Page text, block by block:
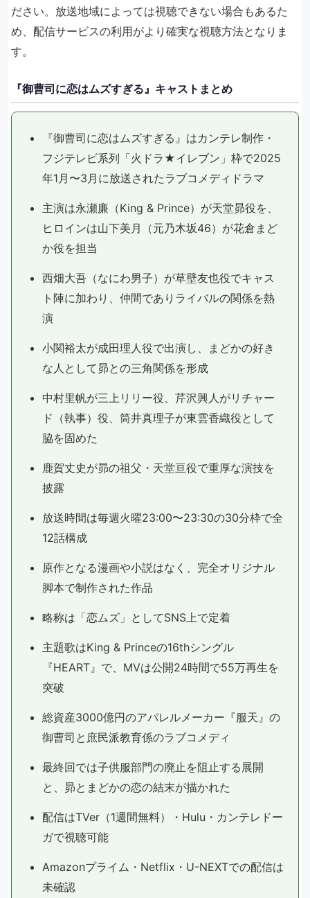
ださい。放送地域によっては視聴できない場合もあるた
め、配信サービスの利用がより確実な視聴方法となりま
す。
『御曹司に恋はムズすぎる』キャストまとめ
『御曹司に恋はムズすぎる』はカンテレ制作・
フジテレビ系列「火ドラ★イレブン」枠で2025
年1月〜3月に放送されたラブコメディドラマ
主演は永瀬廉（King & Prince）が天堂昴役を、
ヒロインは山下美月（元乃木坂46）が花倉まど
か役を担当
西畑大吾（なにわ男子）が草壁友也役でキャス
ト陣に加わり、仲間でありライバルの関係を熱
演
小関裕太が成田理人役で出演し、まどかの好き
な人として昴との三角関係を形成
中村里帆が三上リリー役、芹沢興人がリチャー
ド（執事）役、筒井真理子が東雲香織役として
脇を固めた
鹿賀丈史が昴の祖父・天堂亘役で重厚な演技を
披露
放送時間は毎週火曜23:00〜23:30の30分枠で全
12話構成
原作となる漫画や小説はなく、完全オリジナル
脚本で制作された作品
略称は「恋ムズ」としてSNS上で定着
主題歌はKing & Princeの16thシングル
『HEART』で、MVは公開24時間で55万再生を
突破
総資産3000億円のアパレルメーカー『服天』の
御曹司と庶民派教育係のラブコメディ
最終回では子供服部門の廃止を阻止する展開
と、昴とまどかの恋の結末が描かれた
配信はTVer（1週間無料）・Hulu・カンテレドー
ガで視聴可能
Amazonプライム・Netflix・U-NEXTでの配信は
未確認